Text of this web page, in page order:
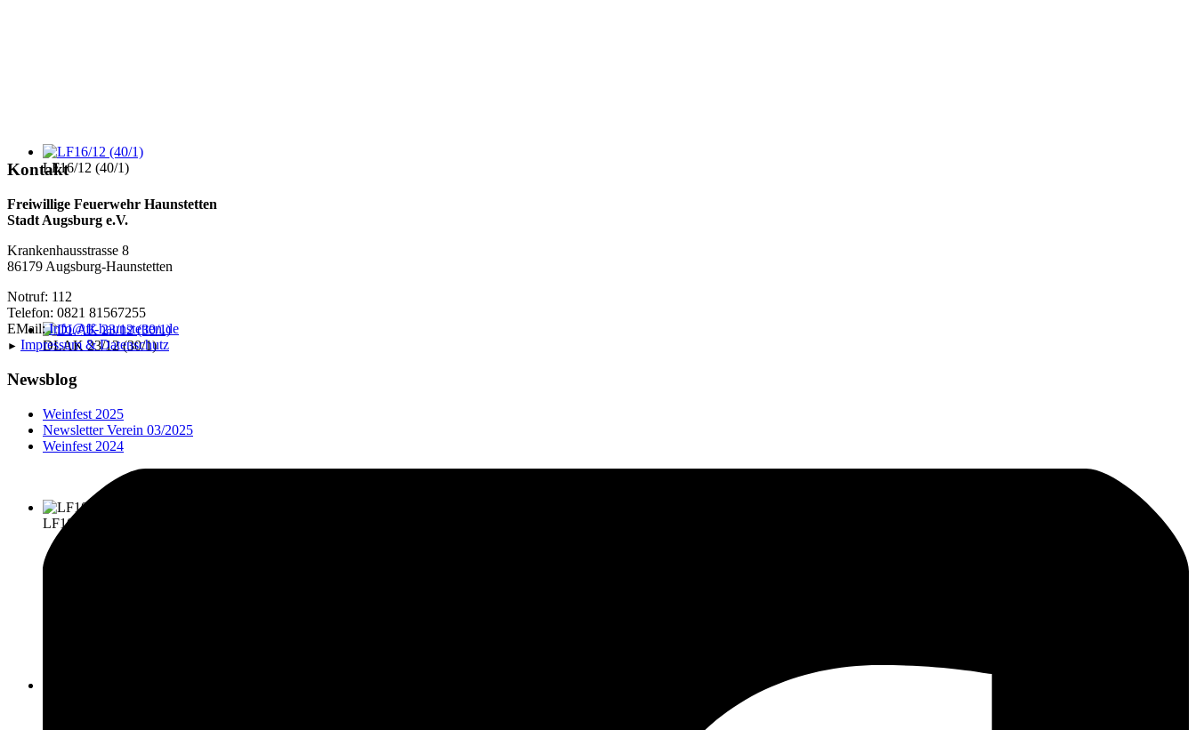
LF16/12 (40/1)
DLAK 23/12 (30/1)
LF10 (43/1)
Kontakt
Freiwillige Feuerwehr Haunstetten
Stadt Augsburg e.V.
Krankenhausstrasse 8
86179 Augsburg-Haunstetten
Notruf: 112
Telefon: 0821 81567255
EMail:Info@ff-haunstetten.de
► Impressum & Datenschutz
Newsblog
Weinfest 2025
Newsletter Verein 03/2025
Weinfest 2024